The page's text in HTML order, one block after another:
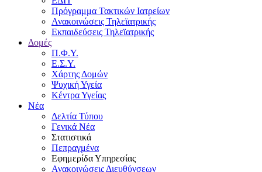
Πρόγραμμα Τακτικών Ιατρείων
Ανακοινώσεις Τηλεϊατρικής
Εκπαιδεύσεις Τηλεϊατρικής
Δομές
Π.Φ.Υ.
Ε.Σ.Υ.
Χάρτης Δομών
Ψυχική Υγεία
Κέντρα Υγείας
Νέα
Δελτία Τύπου
Γενικά Νέα
Στατιστικά
Πεπραγμένα
Εφημερίδα Υπηρεσίας
Ανακοινώσεις Διευθύνσεων